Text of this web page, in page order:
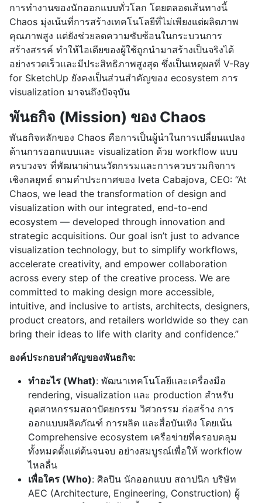
การทำงานของนักออกแบบทั่วโลก โดยตลอดเส้นทางนี้
Chaos มุ่งเน้นที่การสร้างเทคโนโลยีที่ไม่เพียงแต่ผลิตภาพ
คุณภาพสูง แต่ยังช่วยลดความซับซ้อนในกระบวนการ
สร้างสรรค์ ทำให้ไอเดียของผู้ใช้ถูกนำมาสร้างเป็นจริงได้
อย่างรวดเร็วและมีประสิทธิภาพสูงสุด ซึ่งเป็นเหตุผลที่ V-Ray
for SketchUp ยังคงเป็นส่วนสำคัญของ ecosystem การ
visualization มาจนถึงปัจจุบัน
พันธกิจ (Mission) ของ Chaos
พันธกิจหลักของ Chaos คือการเป็นผู้นำในการเปลี่ยนแปลง
ด้านการออกแบบและ visualization ด้วย workflow แบบ
ครบวงจร ที่พัฒนาผ่านนวัตกรรมและการควบรวมกิจการ
เชิงกลยุทธ์ ตามคำประกาศของ Iveta Cabajova, CEO: “At
Chaos, we lead the transformation of design and
visualization with our integrated, end-to-end
ecosystem — developed through innovation and
strategic acquisitions. Our goal isn’t just to advance
visualization technology, but to simplify workflows,
accelerate creativity, and empower collaboration
across every step of the creative process. We are
committed to making design more accessible,
intuitive, and inclusive to artists, architects, designers,
product creators, and retailers worldwide so they can
bring their ideas to life with clarity and confidence.”
องค์ประกอบสำคัญของพันธกิจ:
ทำอะไร (What): พัฒนาเทคโนโลยีและเครื่องมือ
rendering, visualization และ production สำหรับ
อุตสาหกรรมสถาปัตยกรรม วิศวกรรม ก่อสร้าง การ
ออกแบบผลิตภัณฑ์ การผลิต และสื่อบันเทิง โดยเน้น
Comprehensive ecosystem เครือข่ายที่ครอบคลุม
ทั้งหมดตั้งแต่ต้นจนจบ อย่างสมบูรณ์เพื่อให้ workflow
ไหลลื่น
เพื่อใคร (Who): ศิลปิน นักออกแบบ สถาปนิก บริษัท
AEC (Architecture, Engineering, Construction) ผู้